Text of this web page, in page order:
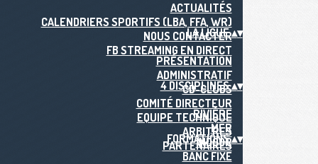
ACTUALITÉS
CALENDRIERS SPORTIFS (LBA, FFA, WR)
NOUS CONTACTER
FB STREAMING EN DIRECT
LA LIGUE▴▾
PRÉSENTATION
ADMINISTRATIF
CD-CLUBS
COMITÉ DIRECTEUR
EQUIPE TECHNIQUE
ARBITRES
PARTENAIRES
4 DISCIPLINES▴▾
RIVIÈRE
MER
INDOOR
BANC FIXE
FORMATIONS▴▾